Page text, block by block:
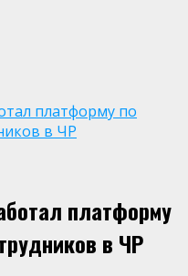
платформу по
в ЧР
платформу
в ЧР